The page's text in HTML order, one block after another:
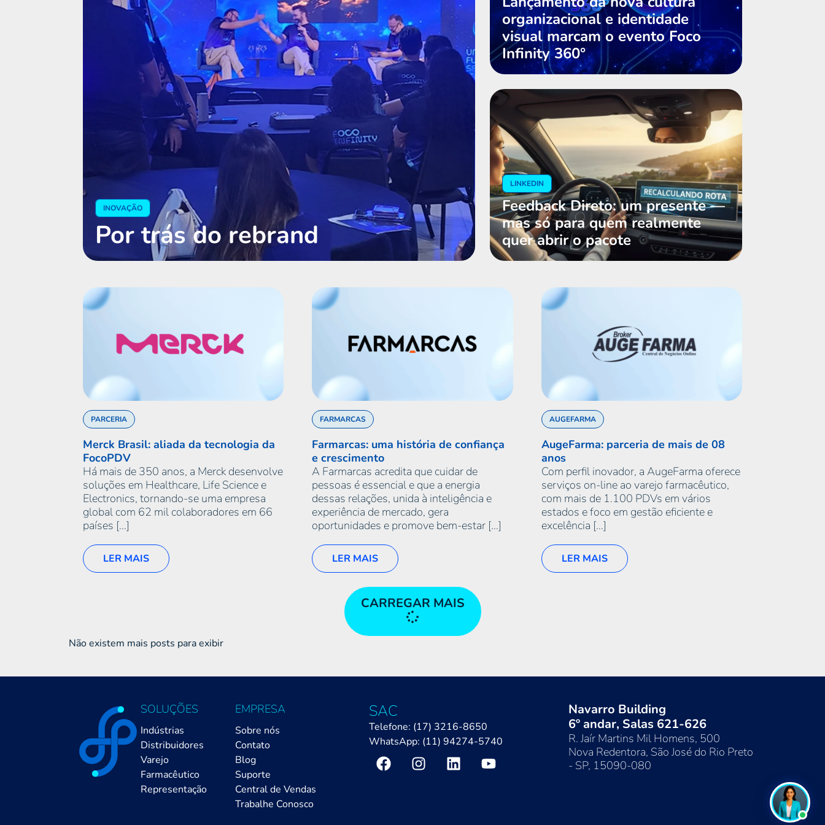
INOVAÇÃO
Por trás do rebrand
organizacional e identidade
visual marcam o evento Foco
Infinity 360°
LINKEDIN
Feedback Direto: um presente —
mas só para quem realmente
quer abrir o pacote
PARCERIA
Merck Brasil: aliada da tecnologia da
FocoPDV
Há mais de 350 anos, a Merck desenvolve
soluções em Healthcare, Life Science e
Electronics, tornando-se uma empresa
global com 62 mil colaboradores em 66
países [...]
LER MAIS
FARMARCAS
Farmarcas: uma história de confiança
e crescimento
A Farmarcas acredita que cuidar de
pessoas é essencial e que a energia
dessas relações, unida à inteligência e
experiência de mercado, gera
oportunidades e promove bem-estar [...]
LER MAIS
AUGEFARMA
AugeFarma: parceria de mais de 08
anos
Com perfil inovador, a AugeFarma oferece
serviços on-line ao varejo farmacêutico,
com mais de 1.100 PDVs em vários
estados e foco em gestão eficiente e
excelência [...]
LER MAIS
CARREGAR MAIS
Não existem mais posts para exibir
SOLUÇÕES
Indústrias
Distribuidores
Varejo
Farmacêutico
Representação
EMPRESA
Sobre nós
Contato
Blog
Suporte
Central de Vendas
Trabalhe Conosco
SAC
Telefone: (17) 3216-8650
WhatsApp: (11) 94274-5740
Navarro Building
6º andar, Salas 621-626
R. Jaír Martins Mil Homens, 500
Nova Redentora, São José do Rio Preto
- SP, 15090-080
LUMI